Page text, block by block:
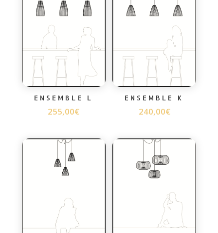
ENSEMBLE L
255,00€
ENSEMBLE K
240,00€